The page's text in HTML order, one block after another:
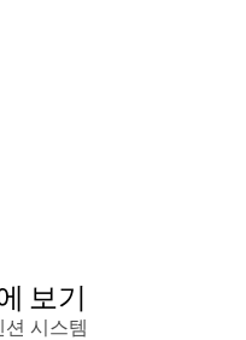
보기
시스템